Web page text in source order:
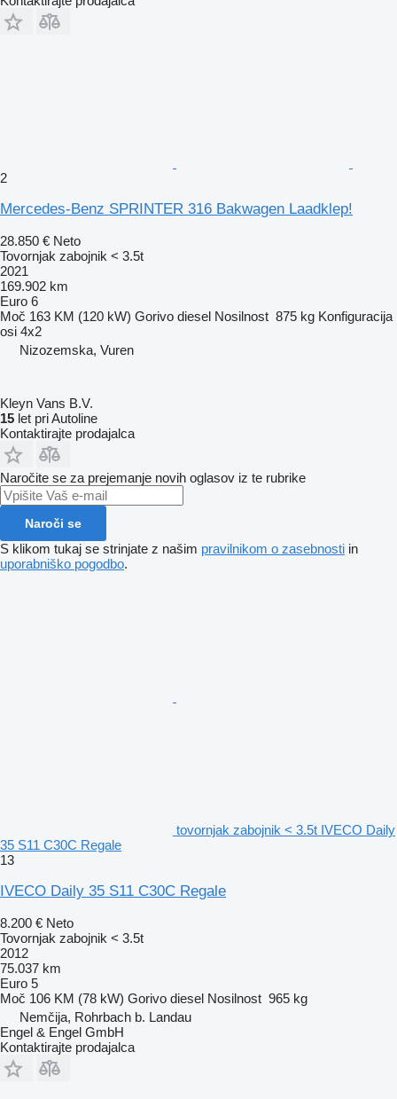
2
Mercedes-Benz SPRINTER 316 Bakwagen Laadklep!
28.850 € Neto
Tovornjak zabojnik < 3.5t
2021
169.902 km
Euro 6
Moč 163 KM (120 kW) Gorivo diesel Nosilnost 875 kg Konfiguracija
osi 4x2
Nizozemska, Vuren
Kleyn Vans B.V.
15 let pri Autoline
Kontaktirajte prodajalca
Naročite se za prejemanje novih oglasov iz te rubrike
Naroči se
S klikom tukaj se strinjate z našim pravilnikom o zasebnosti in
uporabniško pogodbo.
tovornjak zabojnik < 3.5t IVECO Daily
35 S11 C30C Regale
13
IVECO Daily 35 S11 C30C Regale
8.200 € Neto
Tovornjak zabojnik < 3.5t
2012
75.037 km
Euro 5
Moč 106 KM (78 kW) Gorivo diesel Nosilnost 965 kg
Nemčija, Rohrbach b. Landau
Engel & Engel GmbH
Kontaktirajte prodajalca